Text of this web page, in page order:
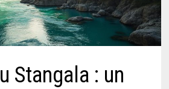
Stangala : un